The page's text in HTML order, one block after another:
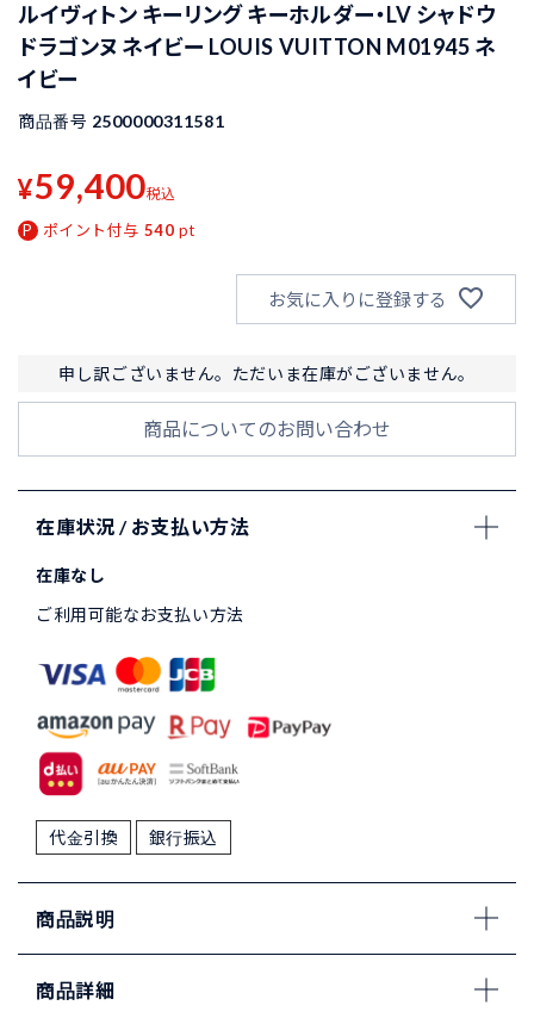
ルイヴィトン キーリング キーホルダー・LV シャドウ
ドラゴンヌ ネイビー LOUIS VUITTON M01945 ネ
イビー
商品番号 2500000311581
¥59,400税込
ポイント付与 540 pt
お気に入りに登録する
申し訳ございません。ただいま在庫がございません。
商品についてのお問い合わせ
在庫状況 / お支払い方法
在庫なし
ご利用可能なお支払い方法
代金引換 銀行振込
商品説明
商品詳細